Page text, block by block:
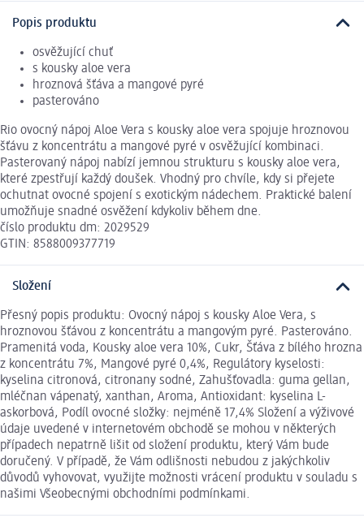
Popis produktu
osvěžující chuť
s kousky aloe vera
hroznová šťáva a mangové pyré
pasterováno
Rio ovocný nápoj Aloe Vera s kousky aloe vera spojuje hroznovou
šťávu z koncentrátu a mangové pyré v osvěžující kombinaci.
Pasterovaný nápoj nabízí jemnou strukturu s kousky aloe vera,
které zpestřují každý doušek. Vhodný pro chvíle, kdy si přejete
ochutnat ovocné spojení s exotickým nádechem. Praktické balení
umožňuje snadné osvěžení kdykoliv během dne.
číslo produktu dm: 2029529
GTIN: 8588009377719
Složení
Přesný popis produktu: Ovocný nápoj s kousky Aloe Vera, s
hroznovou šťávou z koncentrátu a mangovým pyré. Pasterováno.
Pramenitá voda, Kousky aloe vera 10%, Cukr, Šťáva z bílého hrozna
z koncentrátu 7%, Mangové pyré 0,4%, Regulátory kyselosti:
kyselina citronová, citronany sodné, Zahušťovadla: guma gellan,
mléčnan vápenatý, xanthan, Aroma, Antioxidant: kyselina L-
askorbová, Podíl ovocné složky: nejméně 17,4% Složení a výživové
údaje uvedené v internetovém obchodě se mohou v některých
případech nepatrně lišit od složení produktu, který Vám bude
doručený. V případě, že Vám odlišnosti nebudou z jakýchkoliv
důvodů vyhovovat, využijte možnosti vrácení produktu v souladu s
našimi Všeobecnými obchodními podmínkami.